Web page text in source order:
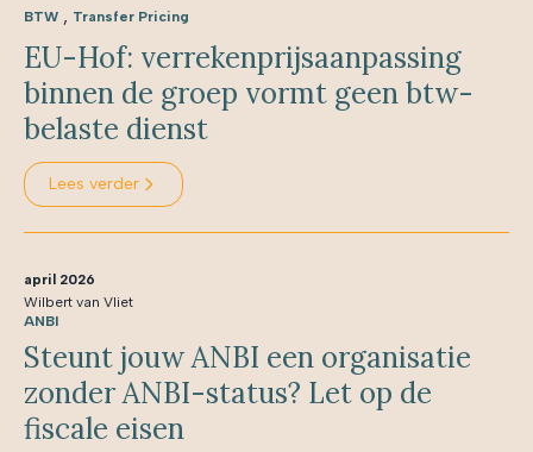
BTW , Transfer Pricing
EU-Hof: verrekenprijsaanpassing
binnen de groep vormt geen btw-
belaste dienst
Lees verder
april 2026
Wilbert van Vliet
ANBI
Steunt jouw ANBI een organisatie
zonder ANBI-status? Let op de
fiscale eisen